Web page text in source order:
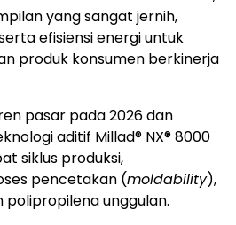
yang sangat jernih,
efisiensi energi untuk
produk konsumen berkinerja
pasar pada 2026 dan
aditif Millad® NX® 8000
siklus produksi,
pencetakan (moldability),
unggulan.